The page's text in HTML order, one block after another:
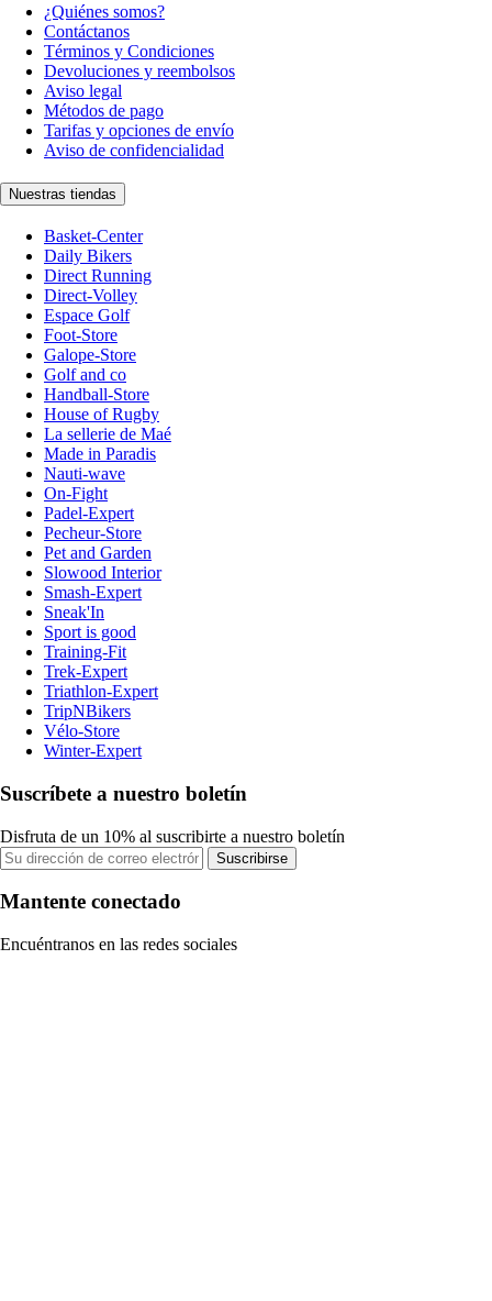
¿Quiénes somos?
Contáctanos
Términos y Condiciones
Devoluciones y reembolsos
Aviso legal
Métodos de pago
Tarifas y opciones de envío
Aviso de confidencialidad
Nuestras tiendas
Basket-Center
Daily Bikers
Direct Running
Direct-Volley
Espace Golf
Foot-Store
Galope-Store
Golf and co
Handball-Store
House of Rugby
La sellerie de Maé
Made in Paradis
Nauti-wave
On-Fight
Padel-Expert
Pecheur-Store
Pet and Garden
Slowood Interior
Smash-Expert
Sneak'In
Sport is good
Training-Fit
Trek-Expert
Triathlon-Expert
TripNBikers
Vélo-Store
Winter-Expert
Suscríbete a nuestro boletín
Disfruta de un 10% al suscribirte a nuestro boletín
Suscribirse
Mantente conectado
Encuéntranos en las redes sociales